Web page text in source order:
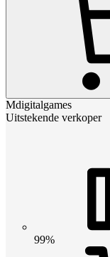
Mdigitalgames
Uitstekende verkoper
99%